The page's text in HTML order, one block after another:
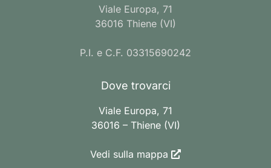
Viale Europa, 71
36016 Thiene (VI)
P.I. e C.F. 03315690242
Dove trovarci
Viale Europa, 71
36016 – Thiene (VI)
Vedi sulla mappa